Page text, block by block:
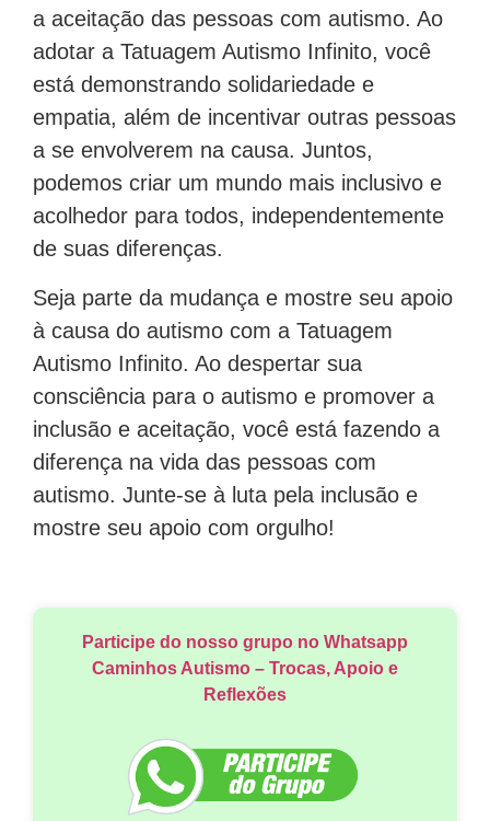
a aceitação das pessoas com autismo. Ao
adotar a Tatuagem Autismo Infinito, você
está demonstrando solidariedade e
empatia, além de incentivar outras pessoas
a se envolverem na causa. Juntos,
podemos criar um mundo mais inclusivo e
acolhedor para todos, independentemente
de suas diferenças.
Seja parte da mudança e mostre seu apoio
à causa do autismo com a Tatuagem
Autismo Infinito. Ao despertar sua
consciência para o autismo e promover a
inclusão e aceitação, você está fazendo a
diferença na vida das pessoas com
autismo. Junte-se à luta pela inclusão e
mostre seu apoio com orgulho!
Participe do nosso grupo no Whatsapp
Caminhos Autismo – Trocas, Apoio e
Reflexões